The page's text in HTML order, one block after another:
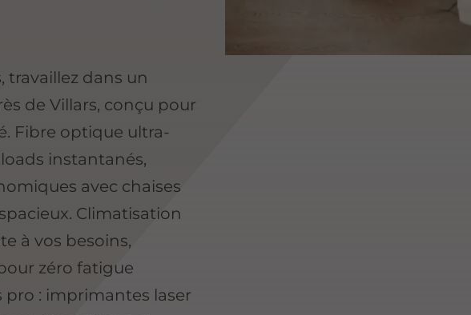
travaillez dans un
de Villars, conçu pour
Fibre optique ultra-
instantanés,
avec chaises
Climatisation
à vos besoins,
zéro fatigue
: imprimantes laser